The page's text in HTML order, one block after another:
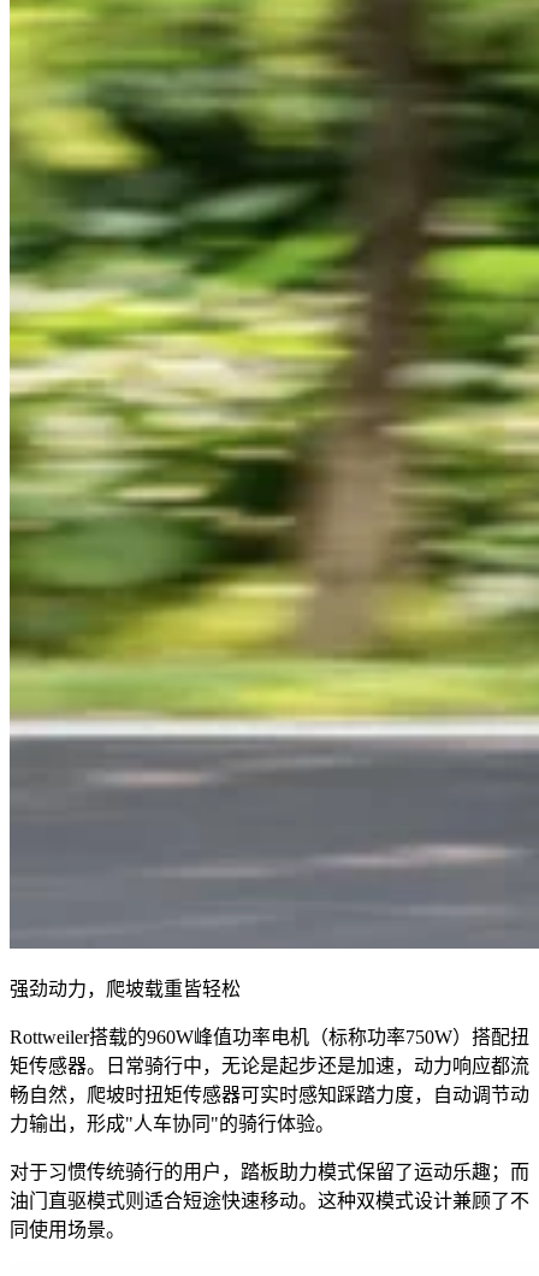
强劲动力，爬坡载重皆轻松
Rottweiler搭载的960W峰值功率电机（标称功率750W）搭配扭
矩传感器。日常骑行中，无论是起步还是加速，动力响应都流
畅自然，爬坡时扭矩传感器可实时感知踩踏力度，自动调节动
力输出，形成"人车协同"的骑行体验。
对于习惯传统骑行的用户，踏板助力模式保留了运动乐趣；而
油门直驱模式则适合短途快速移动。这种双模式设计兼顾了不
同使用场景。